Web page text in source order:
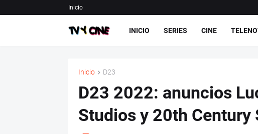
Inicio
INICIO SERIES CINE
Inicio D23
D23 2022: anuncios
Studios y 20th Century